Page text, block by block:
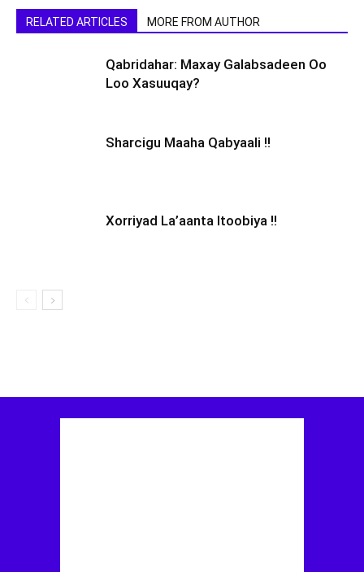
RELATED ARTICLES MORE FROM AUTHOR
Qabridahar: Maxay Galabsadeen Oo
Loo Xasuuqay?
Sharcigu Maaha Qabyaali !!
Xorriyad La’aanta Itoobiya !!